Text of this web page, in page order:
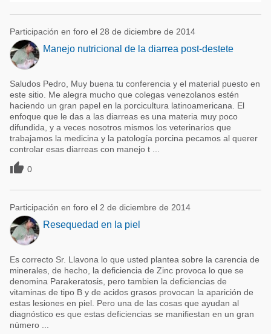
Participación en foro el 28 de diciembre de 2014
Manejo nutricional de la diarrea post-destete
Saludos Pedro, Muy buena tu conferencia y el material puesto en
este sitio. Me alegra mucho que colegas venezolanos estén
haciendo un gran papel en la porcicultura latinoamericana. El
enfoque que le das a las diarreas es una materia muy poco
difundida, y a veces nosotros mismos los veterinarios que
trabajamos la medicina y la patología porcina pecamos al querer
controlar esas diarreas con manejo t ...
 0
Participación en foro el 2 de diciembre de 2014
Resequedad en la piel
Es correcto Sr. Llavona lo que usted plantea sobre la carencia de
minerales, de hecho, la deficiencia de Zinc provoca lo que se
denomina Parakeratosis, pero tambien la deficiencias de
vitaminas de tipo B y de acidos grasos provocan la aparición de
estas lesiones en piel. Pero una de las cosas que ayudan al
diagnóstico es que estas deficiencias se manifiestan en un gran
número ...